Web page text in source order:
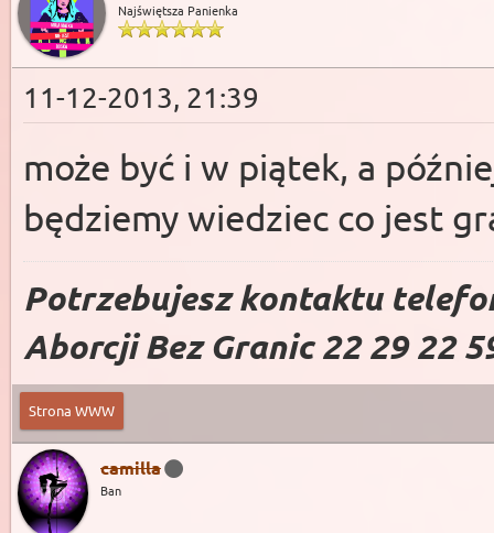
Najświętsza Panienka
11-12-2013, 21:39
może być i w piątek, a
będziemy wiedziec co jest
Potrzebujesz kontaktu
Aborcji Bez Granic 22 29 22
Strona WWW
camilla
Ban